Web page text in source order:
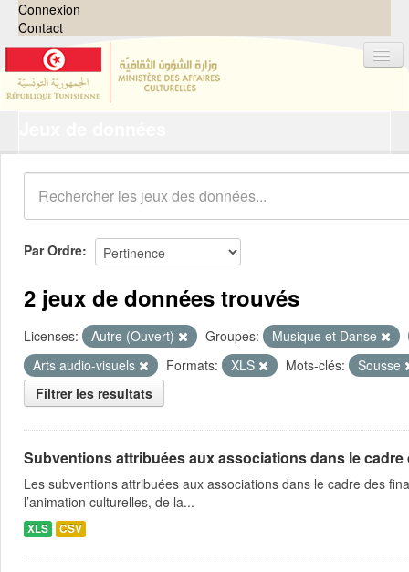
Connexion
Contact
Organisations
Groupes
Demandes 0
À propos
Par Ordre
2 jeux de données trouvés
Licenses: Autre (Ouvert) Groupes:
Musique et Danse
Arts audio-visuels
Formats: XLS Mots-clés:
Sousse
Filtrer les resultats
Subventions attribuées aux associations dans le
Les subventions attribuées aux associations dans le cadre des
l’animation culturelles, de la...
XLS CSV